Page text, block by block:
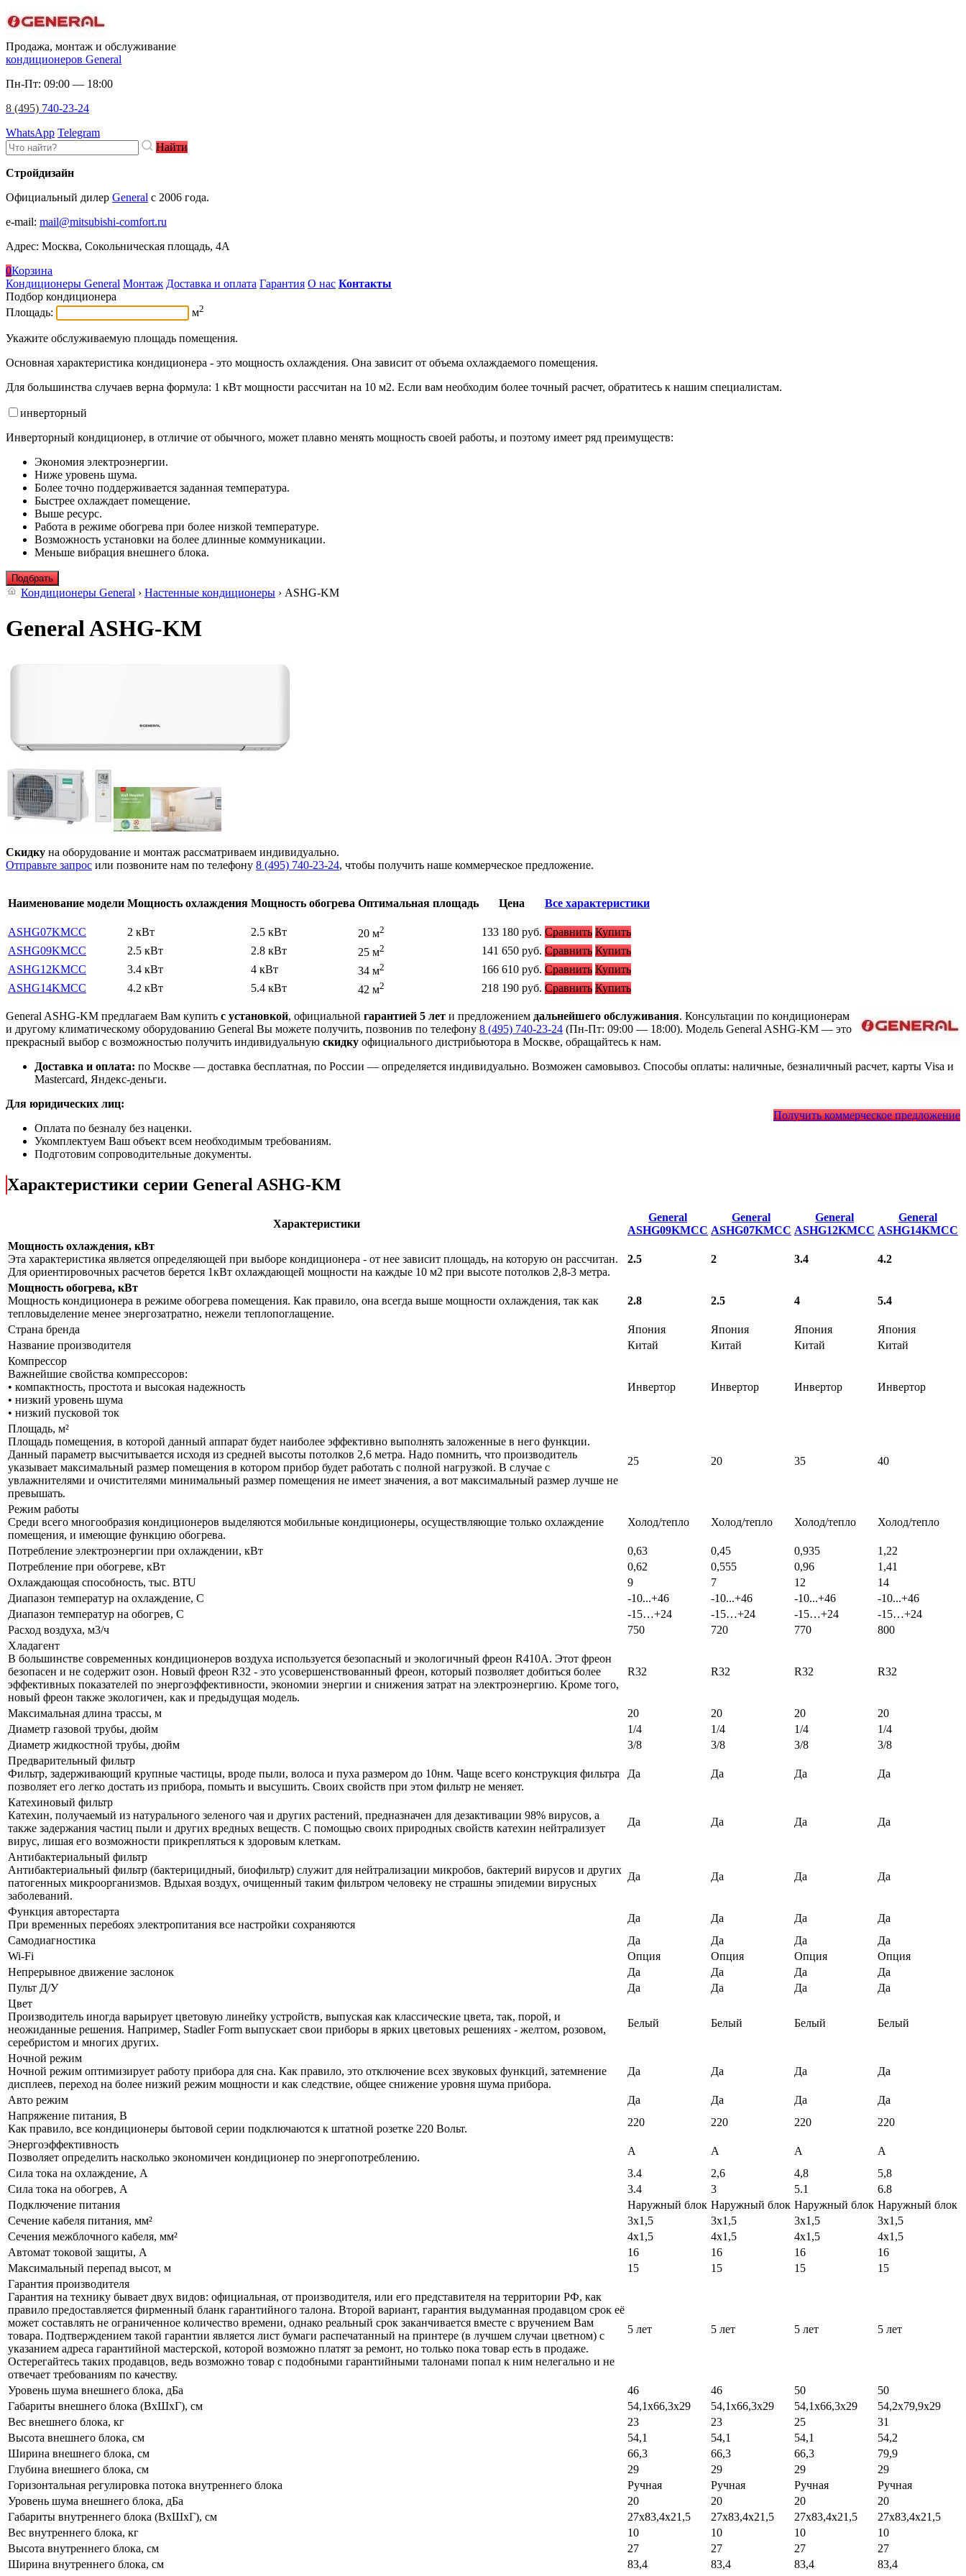
Продажа, монтаж и обслуживание
кондиционеров General
Пн-Пт: 09:00 — 18:00
8 (495) 740-23-24
WhatsApp Telegram
Найти
Стройдизайн
Официальный дилер General c 2006 года.
e-mail: mail@mitsubishi-comfort.ru
Адрес: Москва, Сокольническая площадь, 4А
0Корзина
Кондиционеры General Монтаж Доставка и оплата Гарантия О нас Контакты
Подбор кондиционера
Площадь:
м2
Укажите обслуживаемую площадь помещения.
Основная характеристика кондиционера - это мощность охлаждения. Она зависит от объема охлаждаемого помещения.
Для большинства случаев верна формула: 1 кВт мощности рассчитан на 10 м2. Если вам необходим более точный расчет, обратитесь к нашим специалистам.
инверторный
Инверторный кондиционер, в отличие от обычного, может плавно менять мощность своей работы, и поэтому имеет ряд преимуществ:
Экономия электроэнергии.
Ниже уровень шума.
Более точно поддерживается заданная температура.
Быстрее охлаждает помещение.
Выше ресурс.
Работа в режиме обогрева при более низкой температуре.
Возможность установки на более длинные коммуникации.
Меньше вибрация внешнего блока.
Подбрать
Кондиционеры General › Настенные кондиционеры › ASHG-KM
General ASHG-KM
Скидку на оборудование и монтаж рассматриваем индивидуально.
Отправьте запрос или позвоните нам по телефону 8 (495) 740-23-24, чтобы получить наше коммерческое предложение.
Наименование модели Мощность охлаждения Мощность обогрева Оптимальная площадь Цена Все характеристики
ASHG07KMСС 2 кВт 2.5 кВт 20 м2 133 180 руб. Сравнить Купить
ASHG09KMСС
2.5 кВт 2.8 кВт 25 м2 141 650 руб. Сравнить Купить
ASHG12KMСС
3.4 кВт 4 кВт 34 м2 166 610 руб. Сравнить Купить
ASHG14KMСС
4.2 кВт 5.4 кВт 42 м2 218 190 руб. Сравнить Купить
General ASHG-KM предлагаем Вам купить с установкой, официальной гарантией 5 лет и предложением дальнейшего обслуживания. Консультации по кондиционерам
и другому климатическому оборудованию General Вы можете получить, позвонив по телефону 8 (495) 740-23-24 (Пн-Пт: 09:00 — 18:00). Модель General ASHG-KM — это
прекрасный выбор с возможностью получить индивидуальную скидку официального дистрибьютора в Москве, обращайтесь к нам.
Доставка и оплата: по Москве — доставка бесплатная, по России — определяется индивидуально. Возможен самовывоз. Способы оплаты: наличные, безналичный расчет, карты Visa и
Mastercard, Яндекс-деньги.
Получить коммерческое предложение
Для юридических лиц:
Оплата по безналу без наценки.
Укомплектуем Ваш объект всем необходимым требованиям.
Подготовим сопроводительные документы.
Характеристики серии General ASHG-KM
Характеристики
General
ASHG09KMСС
General
ASHG07KMСС
General
ASHG12KMСС
General
ASHG14KMСС
Мощность охлаждения, кВт
Эта характеристика является определяющей при выборе кондиционера - от нее зависит площадь, на которую он рассчитан.
Для ориентировочных расчетов берется 1кВт охлаждающей мощности на каждые 10 м2 при высоте потолков 2,8-3 метра.
2.5 2 3.4 4.2
Мощность обогрева, кВт
Мощность кондиционера в режиме обогрева помещения. Как правило, она всегда выше мощности охлаждения, так как
тепловыделение менее энергозатратно, нежели теплопоглащение.
2.8 2.5 4 5.4
Страна бренда Япония Япония Япония
Япония
Название производителя
Китай Китай Китай
Китай
Компрессор
Важнейшие свойства компрессоров:
• компактность, простота и высокая надежность
• низкий уровень шума
• низкий пусковой ток
Инвертор Инвертор Инвертор Инвертор
Площадь, м²
Площадь помещения, в которой данный аппарат будет наиболее эффективно выполнять заложенные в него функции.
Данный параметр высчитывается исходя из средней высоты потолков 2,6 метра. Надо помнить, что производитель
указывает максимальный размер помещения в котором прибор будет работать с полной нагрузкой. В случае с
увлажнителями и очистителями минимальный размер помещения не имеет значения, а вот максимальный размер лучше не
превышать.
25 20 35 40
Режим работы
Среди всего многообразия кондиционеров выделяются мобильные кондиционеры, осуществляющие только охлаждение
помещения, и имеющие функцию обогрева.
Холод/тепло Холод/тепло Холод/тепло Холод/тепло
Потребление электроэнергии при охлаждении, кВт 0,63 0,45 0,935
1,22
Потребление при обогреве, кВт
0,62 0,555 0,96
1,41
Охлаждающая способность, тыс. BTU
9 7 12
14
Диапазон температур на охлаждение, С
-10...+46 -10...+46 -10...+46
-10...+46
Диапазон температур на обогрев, С
-15…+24 -15…+24 -15…+24
-15…+24
Расход воздуха, м3/ч
750 720 770
800
Хладагент
В большинстве современных кондиционеров воздуха используется безопасный и экологичный фреон R410A. Этот фреон
безопасен и не содержит озон. Новый фреон R32 - это усовершенствованный фреон, который позволяет добиться более
эффективных показателей по энергоэффективности, экономии энергии и снижения затрат на электроэнергию. Кроме того,
новый фреон также экологичен, как и предыдущая модель.
R32 R32 R32 R32
Максимальная длина трассы, м 20 20 20
20
Диаметр газовой трубы, дюйм
1/4 1/4 1/4
1/4
Диаметр жидкостной трубы, дюйм
3/8 3/8 3/8
3/8
Предварительный фильтр
Фильтр, задерживающий крупные частицы, вроде пыли, волоса и пуха размером до 10нм. Чаще всего конструкция фильтра
позволяет его легко достать из прибора, помыть и высушить. Своих свойств при этом фильтр не меняет.
Да Да Да Да
Катехиновый фильтр
Катехин, получаемый из натурального зеленого чая и других растений, предназначен для дезактивации 98% вирусов, а
также задержания частиц пыли и других вредных веществ. С помощью своих природных свойств катехин нейтрализует
вирус, лишая его возможности прикрепляться к здоровым клеткам.
Да Да Да Да
Антибактериальный фильтр
Антибактериальный фильтр (бактерицидный, биофильтр) служит для нейтрализации микробов, бактерий вирусов и других
патогенных микроорганизмов. Вдыхая воздух, очищенный таким фильтром человеку не страшны эпидемии вирусных
заболеваний.
Да Да Да Да
Функция авторестарта
При временных перебоях электропитания все настройки сохраняются
Да Да Да
Да
Самодиагностика
Да Да Да
Да
Wi-Fi
Опция Опция Опция
Опция
Непрерывное движение заслонок
Да Да Да
Да
Пульт Д/У
Да Да Да
Да
Цвет
Производитель иногда варьирует цветовую линейку устройств, выпуская как классические цвета, так, порой, и
неожиданные решения. Например, Stadler Form выпускает свои приборы в ярких цветовых решениях - желтом, розовом,
серебристом и многих других.
Белый Белый Белый Белый
Ночной режим
Ночной режим оптимизирует работу прибора для сна. Как правило, это отключение всех звуковых функций, затемнение
дисплеев, переход на более низкий режим мощности и как следствие, общее снижение уровня шума прибора.
Да Да Да Да
Авто режим Да Да Да
Да
Напряжение питания, В
Как правило, все кондиционеры бытовой серии подключаются к штатной розетке 220 Вольт.
220 220 220
220
Энергоэффективность
Позволяет определить насколько экономичен кондиционер по энергопотреблению.
A A A
A
Сила тока на охлаждение, А
3.4 2,6 4,8
5,8
Сила тока на обогрев, А
3.4 3 5.1
6.8
Подключение питания
Наружный блок Наружный блок Наружный блок Наружный блок
Сечение кабеля питания, мм²
3х1,5 3х1,5 3х1,5
3х1,5
Сечения межблочного кабеля, мм²
4х1,5 4х1,5 4х1,5
4х1,5
Автомат токовой защиты, А
16 16 16
16
Максимальный перепад высот, м
15 15 15
15
Гарантия производителя
Гарантия на технику бывает двух видов: официальная, от производителя, или его представителя на территории РФ, как
правило предоставляется фирменный бланк гарантийного талона. Второй вариант, гарантия выдуманная продавцом срок её
может составлять не ограниченное количество времени, однако реальный срок заканчивается вместе с вручением Вам
товара. Подтверждением такой гарантии является лист бумаги распечатанный на принтере (в лучшем случаи цветном) с
указанием адреса гарантийной мастерской, которой возможно платят за ремонт, но только пока товар есть в продаже.
Остерегайтесь таких продавцов, ведь возможно товар с подобными гарантийными талонами попал к ним нелегально и не
отвечает требованиям по качеству.
5 лет 5 лет 5 лет 5 лет
Уровень шума внешнего блока, дБа 46 46 50
50
Габариты внешнего блока (ВхШхГ), см
54,1х66,3х29 54,1х66,3х29 54,1х66,3х29
54,2х79,9х29
Вес внешнего блока, кг
23 23 25
31
Высота внешнего блока, см
54,1 54,1 54,1
54,2
Ширина внешнего блока, см
66,3 66,3 66,3
79,9
Глубина внешнего блока, см
29 29 29
29
Горизонтальная регулировка потока внутреннего блока
Ручная Ручная Ручная
Ручная
Уровень шума внешнего блока, дБа
20 20 20
20
Габариты внутреннего блока (ВхШхГ), см
27x83,4x21,5 27x83,4x21,5 27x83,4x21,5
27x83,4x21,5
Вес внутреннего блока, кг
10 10 10
10
Высота внутреннего блока, см
27 27 27
27
Ширина внутреннего блока, см
83,4 83,4 83,4
83,4